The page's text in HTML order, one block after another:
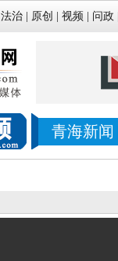
法治 原创 视频 问政
青海新闻